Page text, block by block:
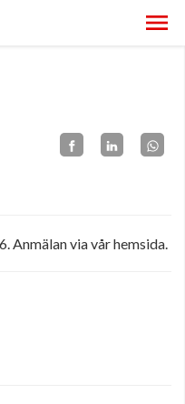
Anmälan via vår hemsida.